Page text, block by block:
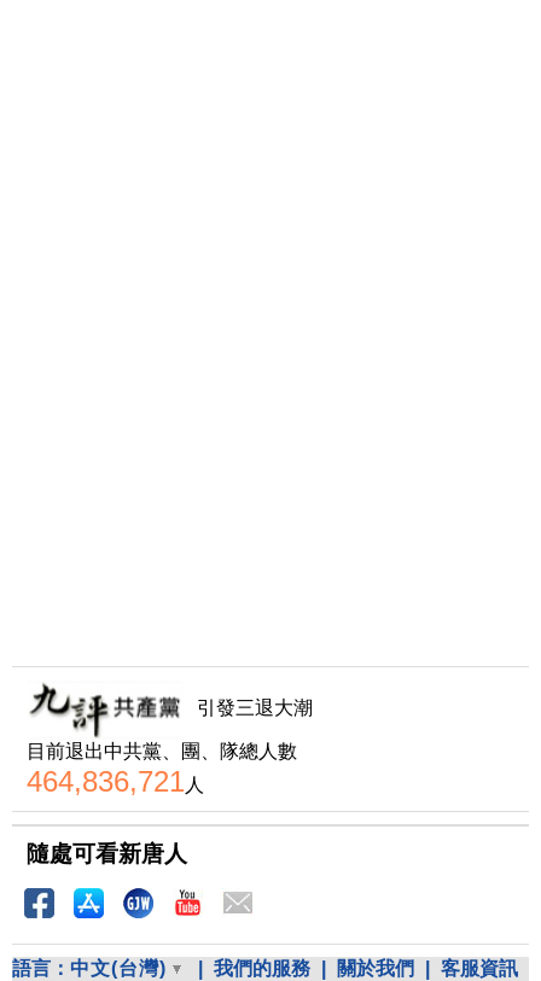
引發三退大潮
目前退出中共黨、團、隊總人數
464,836,721人
隨處可看新唐人
語言： 中文(台灣) 我們的服務 關於我們 客服資訊